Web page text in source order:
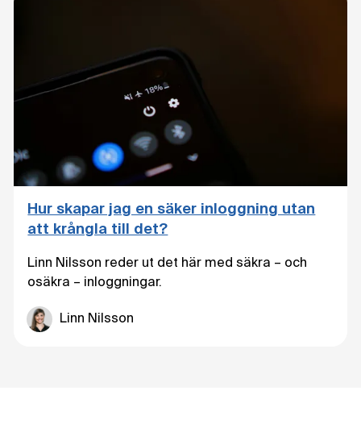
Hur skapar jag en säker inloggning utan
att krångla till det?
Linn Nilsson reder ut det här med säkra – och
osäkra – inloggningar.
Linn Nilsson